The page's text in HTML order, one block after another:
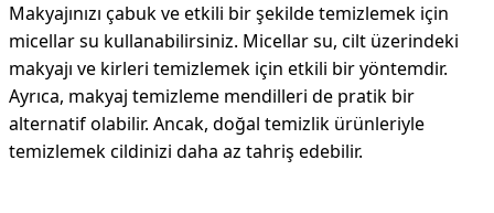
Makyajınızı çabuk ve etkili bir şekilde temizlemek için
micellar su kullanabilirsiniz. Micellar su, cilt üzerindeki
makyajı ve kirleri temizlemek için etkili bir yöntemdir.
Ayrıca, makyaj temizleme mendilleri de pratik bir
alternatif olabilir. Ancak, doğal temizlik ürünleriyle
temizlemek cildinizi daha az tahriş edebilir.